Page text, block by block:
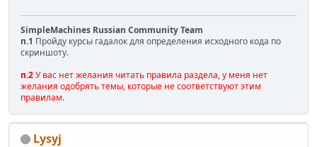
SimpleMachines Russian Community Team
п.1 Пройду курсы гадалок для определения исходного кода по
скриншоту.
п.2У вас нет желания читать правила раздела, у меня нет
желания одобрять темы, которые не соответствуют этим
правилам.
Lysyj